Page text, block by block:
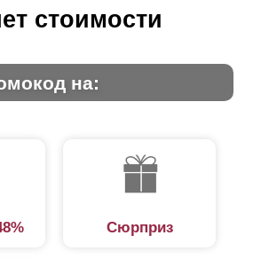
стоимости
на:
Сюрприз